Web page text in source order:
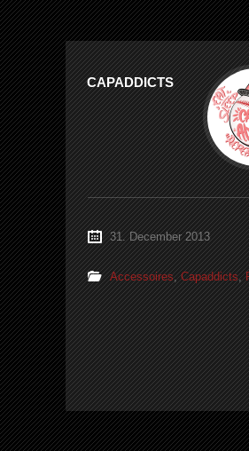
CAPADDICTS
31. December 2013
Accessoires,Capaddicts,